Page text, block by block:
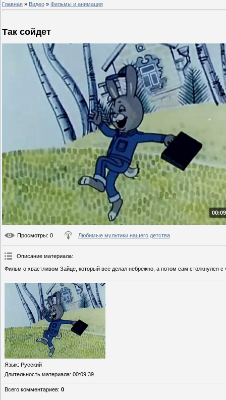
Главная » Видео » Фильмы и анимация
Так сойдет
Просмотры: 0 Любимые мультики нашего детства
Описание материала:
Фильм о хвастливом Зайце, который все делал небрежно, а потом сам столкнулся
Язык: Русский
Длительность материала: 00:09:39
Всего комментариев: 0